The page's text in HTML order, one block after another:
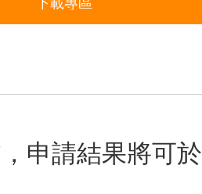
申請結果將可於